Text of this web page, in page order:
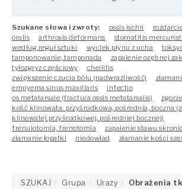
Szukane słowa i zwroty: ossis ischii
oralis
arthrosis deformans
stomatitis
według reguł sztuki
wyciek płynu z ucha
tamponowanie, tamponada
zapalenie ozębnej
tyłozgryz częściowy
cheilitis
zwiększenie czucia bólu (nadwrażliwość)
empyema sinus maxillaris
infectio
os metatarsale (fractura ossis metatarsalis)
kość klinowata: przyśrodkowa, pośrednia, boczna
klinowatej przyśrodkowej, pośredniej bocznej)
frenulotomia, frenotomia
zapalenie stawu
złamanie łopatki
niedowład złamanie kości
SZUKAJ Grupa Urazy Obrażenia